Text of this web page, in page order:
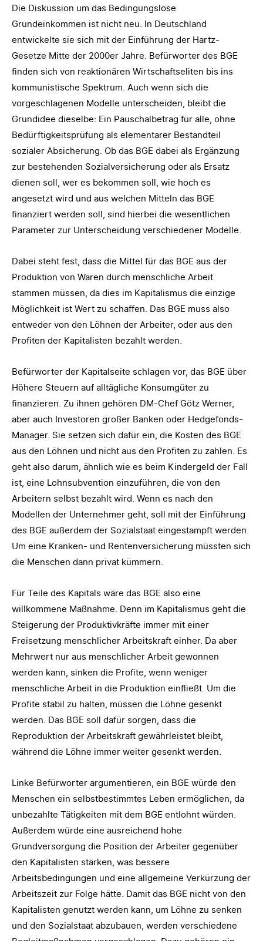
Die Diskussion um das Bedingungslose
Grundeinkommen ist nicht neu. In Deutschland
entwickelte sie sich mit der Einführung der Hartz-
Gesetze Mitte der 2000er Jahre. Befürworter des BGE
finden sich von reaktionären Wirtschaftseliten bis ins
kommunistische Spektrum. Auch wenn sich die
vorgeschlagenen Modelle unterscheiden, bleibt die
Grundidee dieselbe: Ein Pauschalbetrag für alle, ohne
Bedürftigkeitsprüfung als elementarer Bestandteil
sozialer Absicherung. Ob das BGE dabei als Ergänzung
zur bestehenden Sozialversicherung oder als Ersatz
dienen soll, wer es bekommen soll, wie hoch es
angesetzt wird und aus welchen Mitteln das BGE
finanziert werden soll, sind hierbei die wesentlichen
Parameter zur Unterscheidung verschiedener Modelle.
Dabei steht fest, dass die Mittel für das BGE aus der
Produktion von Waren durch menschliche Arbeit
stammen müssen, da dies im Kapitalismus die einzige
Möglichkeit ist Wert zu schaffen. Das BGE muss also
entweder von den Löhnen der Arbeiter, oder aus den
Profiten der Kapitalisten bezahlt werden.
Befürworter der Kapitalseite schlagen vor, das BGE über
Höhere Steuern auf alltägliche Konsumgüter zu
finanzieren. Zu ihnen gehören DM-Chef Götz Werner,
aber auch Investoren großer Banken oder Hedgefonds-
Manager. Sie setzen sich dafür ein, die Kosten des BGE
aus den Löhnen und nicht aus den Profiten zu zahlen. Es
geht also darum, ähnlich wie es beim Kindergeld der Fall
ist, eine Lohnsubvention einzuführen, die von den
Arbeitern selbst bezahlt wird. Wenn es nach den
Modellen der Unternehmer geht, soll mit der Einführung
des BGE außerdem der Sozialstaat eingestampft werden.
Um eine Kranken- und Rentenversicherung müssten sich
die Menschen dann privat kümmern.
Für Teile des Kapitals wäre das BGE also eine
willkommene Maßnahme. Denn im Kapitalismus geht die
Steigerung der Produktivkräfte immer mit einer
Freisetzung menschlicher Arbeitskraft einher. Da aber
Mehrwert nur aus menschlicher Arbeit gewonnen
werden kann, sinken die Profite, wenn weniger
menschliche Arbeit in die Produktion einfließt. Um die
Profite stabil zu halten, müssen die Löhne gesenkt
werden. Das BGE soll dafür sorgen, dass die
Reproduktion der Arbeitskraft gewährleistet bleibt,
während die Löhne immer weiter gesenkt werden.
Linke Befürworter argumentieren, ein BGE würde den
Menschen ein selbstbestimmtes Leben ermöglichen, da
unbezahlte Tätigkeiten mit dem BGE entlohnt würden.
Außerdem würde eine ausreichend hohe
Grundversorgung die Position der Arbeiter gegenüber
den Kapitalisten stärken, was bessere
Arbeitsbedingungen und eine allgemeine Verkürzung der
Arbeitszeit zur Folge hätte. Damit das BGE nicht von den
Kapitalisten genutzt werden kann, um Löhne zu senken
und den Sozialstaat abzubauen, werden verschiedene